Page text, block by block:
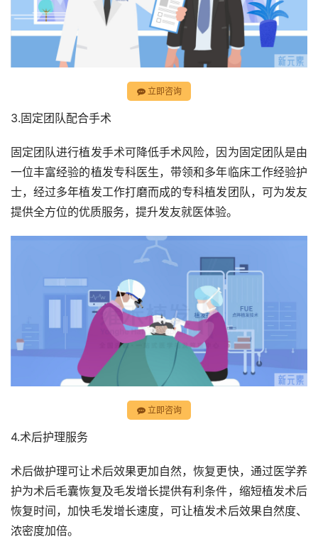
立即咨询
3.固定团队配合手术
固定团队进行植发手术可降低手术风险，因为固定团队是由
一位丰富经验的植发专科医生，带领和多年临床工作经验护
士，经过多年植发工作打磨而成的专科植发团队，可为发友
提供全方位的优质服务，提升发友就医体验。
立即咨询
4.术后护理服务
术后做护理可让术后效果更加自然，恢复更快，通过医学养
护为术后毛囊恢复及毛发增长提供有利条件，缩短植发术后
恢复时间，加快毛发增长速度，可让植发术后效果自然度、
浓密度加倍。